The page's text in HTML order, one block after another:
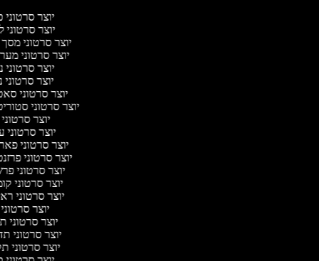
יוצר
יוצר סרטוני
יוצר סרטוני
יוצר סרטוני
יוצר
יוצר סרטוני
יוצר סרטוני
יוצר סרטוני
יוצר
יוצר סרטוני
יוצר סרטוני
יוצר סרטוני
יוצר סרטוני
יוצר סרטוני
יוצר סרטוני
יוצר
יוצר סרטוני
יוצר סרטוני
יוצר סרטוני